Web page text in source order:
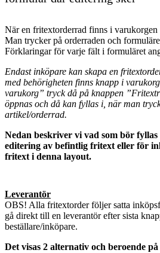
När en fritextorderrad finns i varukorgen
Man trycker på orderraden och
Förklaringar för varje fält i formuläret
Endast inköpare kan skapa en
med behörigheten finns knapp i
varukorg” tryck då på knappen
öppnas och då kan fyllas i, när man
artikel/orderrad.
Nedan beskriver vi vad som bör
editering av befintlig fritext eller för
fritext i denna layout.
Leverantör
OBS! Alla fritextorder följer satta
gå direkt till en leverantör efter sista
beställare/inköpare.
Det visas 2 alternativ och beroende